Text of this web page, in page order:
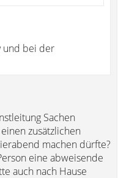
und bei der
Sachen
zusätzlichen
machen dürfte?
eine abweisende
auch nach Hause